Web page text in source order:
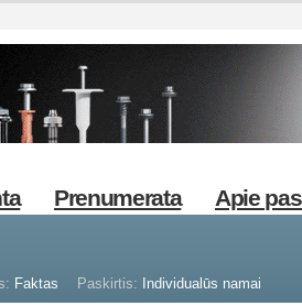
Prenumerata Apie
Faktas Paskirtis: Individualūs namai